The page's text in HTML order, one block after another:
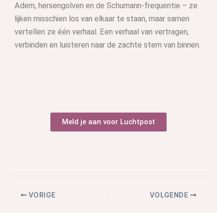
Adem, hersengolven en de Schumann-frequentie – ze
lijken misschien los van elkaar te staan, maar samen
vertellen ze één verhaal. Een verhaal van vertragen,
verbinden en luisteren naar de zachte stem van binnen.
Meld je aan voor Luchtpost
VORIGE VOLGENDE